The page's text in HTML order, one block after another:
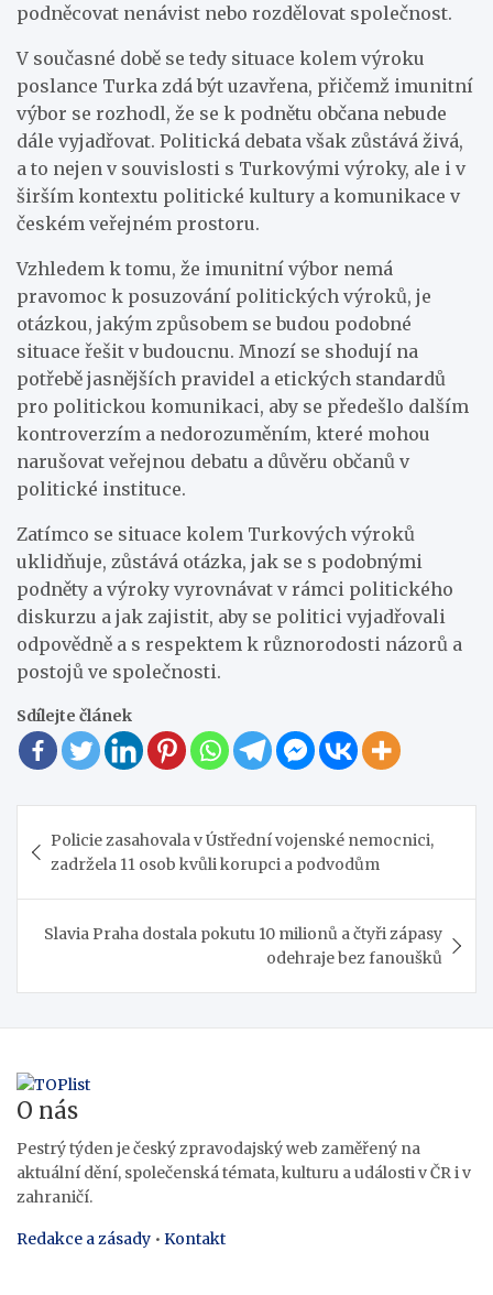
podněcovat nenávist nebo rozdělovat společnost.
V současné době se tedy situace kolem výroku
poslance Turka zdá být uzavřena, přičemž imunitní
výbor se rozhodl, že se k podnětu občana nebude
dále vyjadřovat. Politická debata však zůstává živá,
a to nejen v souvislosti s Turkovými výroky, ale i v
širším kontextu politické kultury a komunikace v
českém veřejném prostoru.
Vzhledem k tomu, že imunitní výbor nemá
pravomoc k posuzování politických výroků, je
otázkou, jakým způsobem se budou podobné
situace řešit v budoucnu. Mnozí se shodují na
potřebě jasnějších pravidel a etických standardů
pro politickou komunikaci, aby se předešlo dalším
kontroverzím a nedorozuměním, které mohou
narušovat veřejnou debatu a důvěru občanů v
politické instituce.
Zatímco se situace kolem Turkových výroků
uklidňuje, zůstává otázka, jak se s podobnými
podněty a výroky vyrovnávat v rámci politického
diskurzu a jak zajistit, aby se politici vyjadřovali
odpovědně a s respektem k různorodosti názorů a
postojů ve společnosti.
Sdílejte článek
pro
příspěvek
Policie zasahovala v Ústřední vojenské nemocnici,
zadržela 11 osob kvůli korupci a podvodům
Slavia Praha dostala pokutu 10 milionů a čtyři zápasy
odehraje bez fanoušků
O nás
Pestrý týden je český zpravodajský web zaměřený na
aktuální dění, společenská témata, kulturu a události v ČR i v
zahraničí.
Redakce a zásady • Kontakt